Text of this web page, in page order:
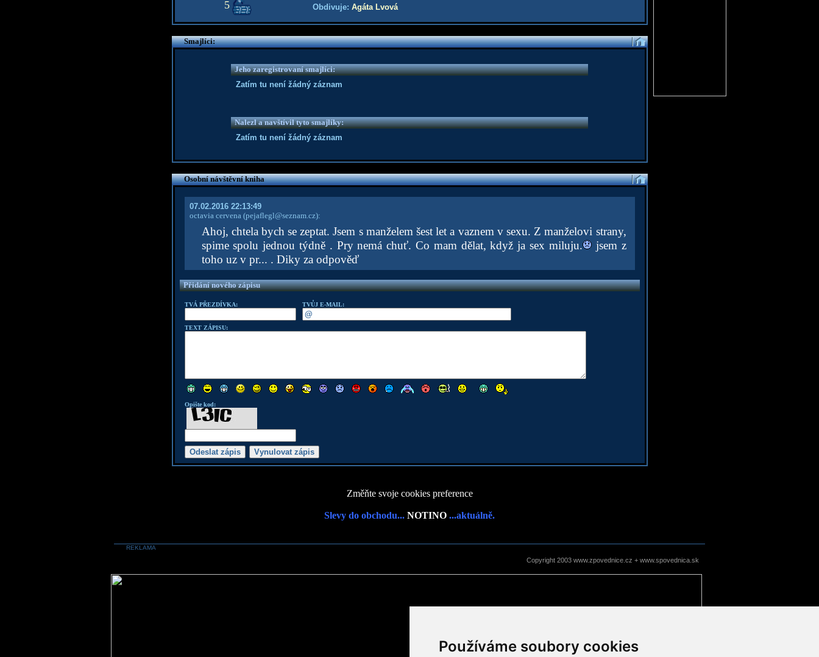
Používáme soubory cookies
5
Obdivuje: Agáta Lvová
Smajlíci:
Jeho zaregistrovaní smajlíci:
Zatím tu není žádný záznam
Nalezl a navštívil tyto smajlíky:
Zatím tu není žádný záznam
Osobní návštěvní kniha
07.02.2016 22:13:49
octavia cervena(pejaflegl@seznam.cz):
Ahoj, chtela bych se zeptat. Jsem s manželem šest let a vaznem v sexu. Z manželovi strany,
spime spolu jednou týdně . Pry nemá chuť. Co mam dělat, když ja sex miluju.
jsem z
toho uz v pr... . Diky za odpověď
Přidání nového zápisu
TVÁ PŘEZDÍVKA: TVŮJ E-MAIL:
TEXT ZÁPISU:
Opište kod:
Změňte svoje cookies preference
Slevy do obchodu... NOTINO ...aktuálně.
REKLAMA
Copyright 2003 www.zpovednice.cz + www.spovednica.sk